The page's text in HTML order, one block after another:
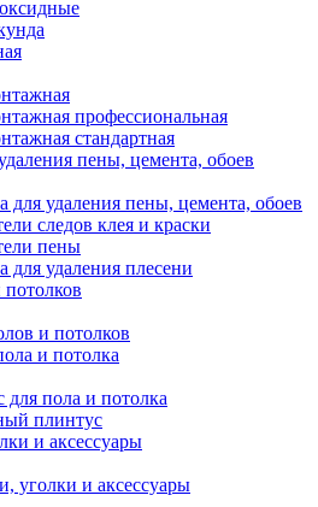
профессиональная
стандартная
пены, цемента, обоев
для удаления пены, цемента, обоев
следов клея и краски
пены
для удаления плесени
и потолков
и потолка
для пола и потолка
плинтус
и аксессуары
уголки и аксессуары